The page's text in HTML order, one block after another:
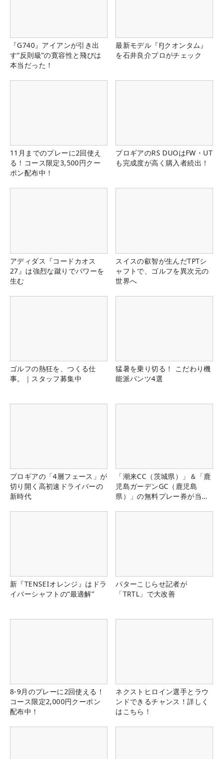
『G740』アイアンが引き出
す“反則級”の寛容性と飛びは
本当だった！
最新モデル『FJクオンタム』
を石井良介プロがチェック
11月までのプレーに2回使え
る！コース限定3,500円クー
ポン配布中！
プロギアのRS DUOはFW・UT
も完成度が高く購入者続出！
アディダス『コードカオス
27』は強烈な蹴りでパワーを
生む
スイスの叡智が生んだTPTシ
ャフトで、ゴルフを異次元の
世界へ
ゴルフの熱狂を、つくる仕
事。｜スタッフ募集中
猛暑を乗り切る！ こだわり機
能派パンツ4選
プロギアの「4層フェース」が
切り開く高初速ドライバーの
新時代
「潮来CC（茨城県）」＆「鹿
児島ガーデンGC（鹿児島
県）」の無料プレー券が当た
新『TENSEIオレンジ』はドラ
イバーシャフトの“最適解”
パターこじらせ記者が
「TRTL」で大改善
8-9月のプレーに2回使える！
コース限定2,000円クーポン
配布中！
ネクストヒロイン選手とラウ
ンドできるチャンス！詳しく
はこちら！